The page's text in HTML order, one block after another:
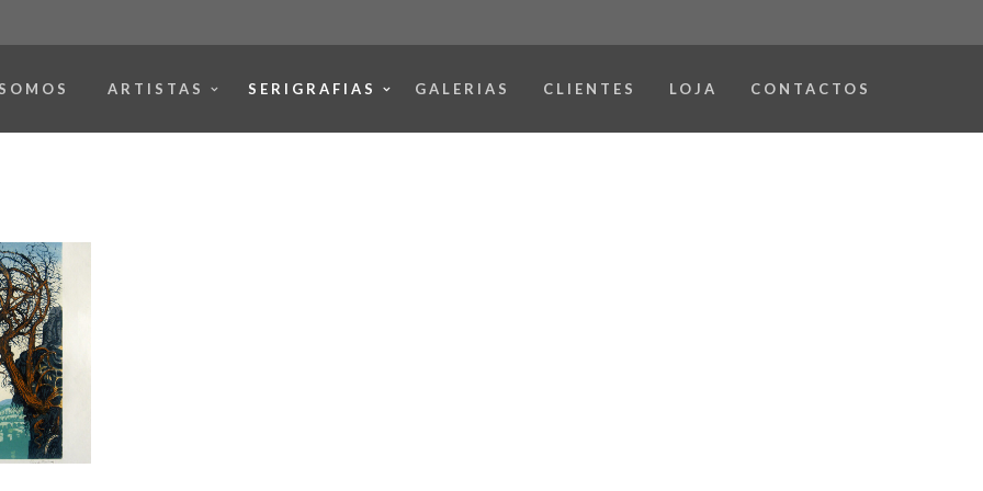
ARTISTAS SERIGRAFIAS GALERIAS CLIENTES LOJA CONTACTOS